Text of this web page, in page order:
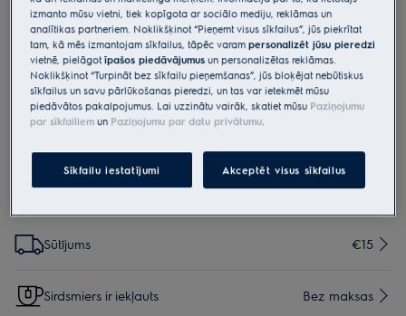
0 (0)
Priekšrocības
Fin Cleaner and Straightener suka optimizē veļas žāvētāja darbību.
Ribu tīrīšanas un iztaisnošanas birste nodrošina optimālu veiktspēju.
Saskaņā ar ES regulu 2023/988, drošības norādījumi un
brīdinājumi ir uzskaitīti lietotāja rokasgrāmatā. Lai droši
lietotu izstrādājumu, izlasiet visu lietotāja rokasgrāmatu.
Sūtījums €15
Sirdsmiers ir iekļauts Bez maksas
izmanto mūsu vietni, tiek kopīgota ar sociālo mediju, reklāmas un
analītikas partneriem. Noklikšķinot “Pieņemt visus sīkfailus”, jūs piekrītat
tam, kā mēs izmantojam sīkfailus, tāpēc varampersonalizēt jūsu pieredzi
vietnē, pielāgotīpašos piedāvājumus un personalizētas reklāmas.
Noklikšķinot “Turpināt bez sīkfailu pieņemšanas”, jūs bloķējat nebūtiskus
sīkfailus un savu pārlūkošanas pieredzi, un tas var ietekmēt mūsu
piedāvātos pakalpojumus. Lai uzzinātu vairāk, skatiet mūsu Paziņojumu
par sīkfailiem un Paziņojumu par datu privātumu.
Sīkfailu iestatījumi Akceptēt visus sīkfailus